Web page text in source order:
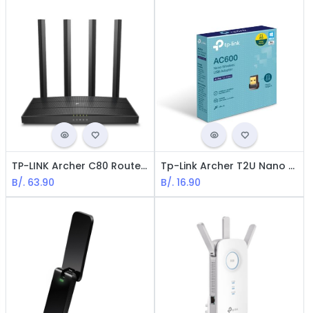
TP-LINK Archer C80 Router Inalámbrico de Doble Banda AC1900 MU-MIMO
B/. 63.90
Tp-Link Archer T2U Nano Wireless Dual Band Adapter / AC600 / USB / Black
B/. 16.90